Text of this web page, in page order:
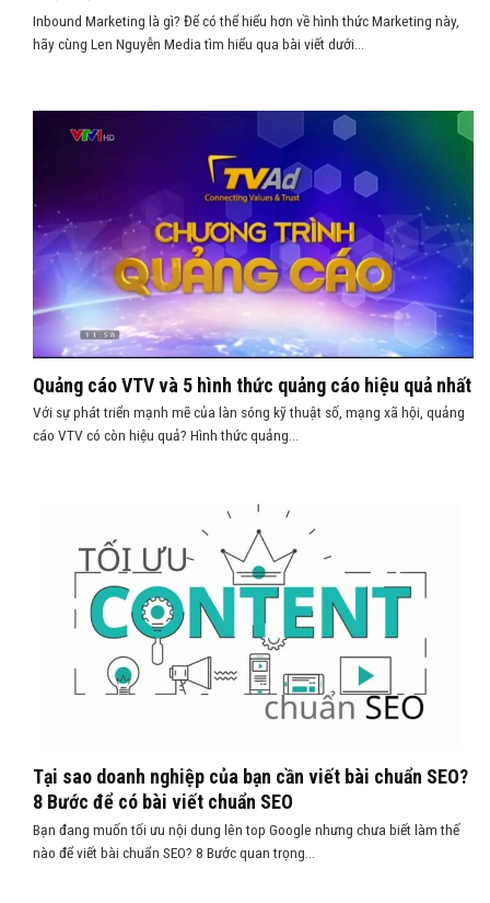
Inbound Marketing là gì? Để có thể hiểu hơn về hình thức Marketing này,
hãy cùng Len Nguyễn Media tìm hiểu qua bài viết dưới...
Quảng cáo VTV và 5 hình thức quảng cáo hiệu quả nhất
Với sự phát triển mạnh mẽ của làn sóng kỹ thuật số, mạng xã hội, quảng
cáo VTV có còn hiệu quả? Hình thức quảng...
Tại sao doanh nghiệp của bạn cần viết bài chuẩn SEO?
8 Bước để có bài viết chuẩn SEO
Bạn đang muốn tối ưu nội dung lên top Google nhưng chưa biết làm thế
nào để viết bài chuẩn SEO? 8 Bước quan trọng...